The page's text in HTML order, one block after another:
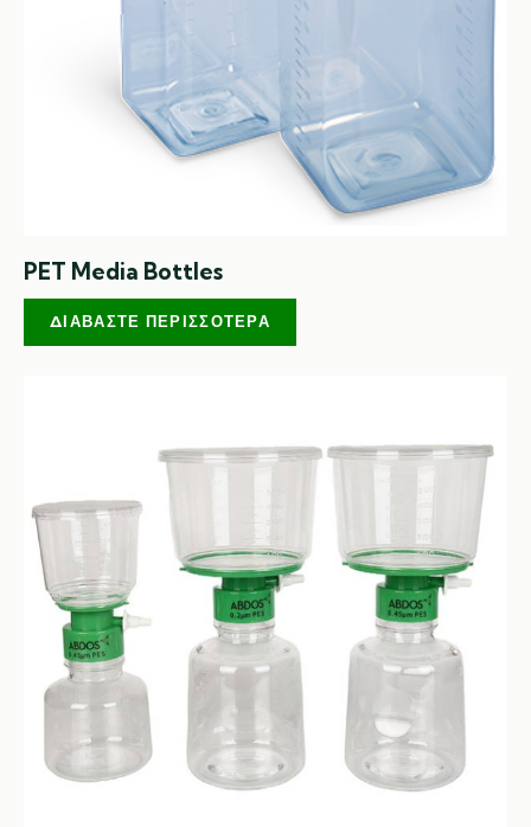
PET Media Bottles
ΔΙΑΒΆΣΤΕ ΠΕΡΙΣΣΌΤΕΡΑ